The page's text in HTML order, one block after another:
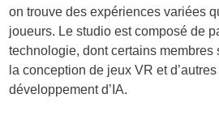
on trouve des expériences variées
joueurs. Le studio est composé de
technologie, dont certains
la conception de jeux VR et
développement d’IA.